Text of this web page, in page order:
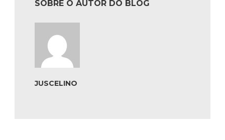
SOBRE O AUTOR DO BLOG
JUSCELINO